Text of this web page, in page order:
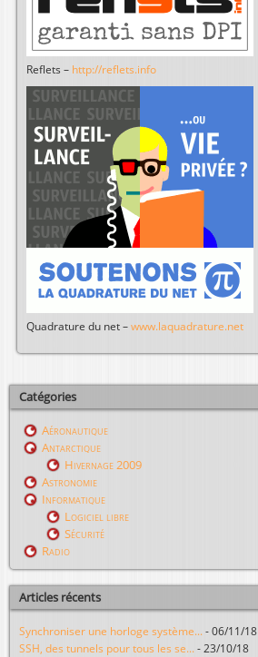
Reflets – http://reflets.info
Quadrature du net – www.laquadrature.net
Catégories
Aéronautique
Antarctique
Hivernage 2009
Astronomie
Informatique
Logiciel libre
Sécurité
Radio
Articles récents
Synchroniser une horloge système... - 06/11/18
SSH, des tunnels pour tous les se... - 23/10/18